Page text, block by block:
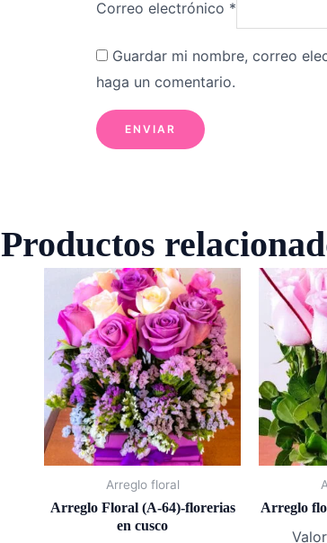
Correo electrónico *
Guardar mi nombre, correo
haga un comentario.
Productos
Arreglo floral
Arreglo Floral (A-64)-florerias
en cusco
Arreglo